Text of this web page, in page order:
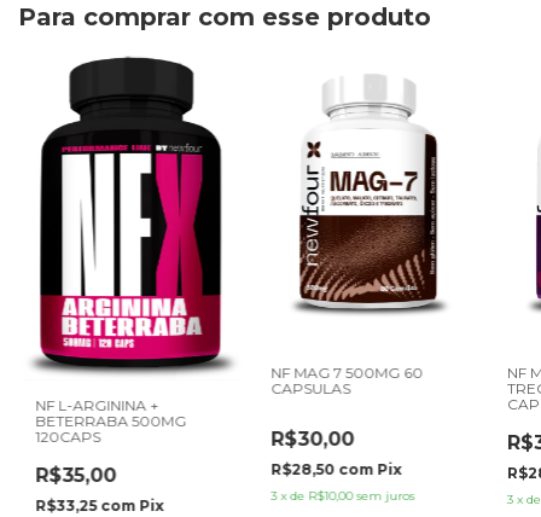
Para comprar com esse produto
NF L-ARGININA +
BETERRABA 500MG
120CAPS
R$35,00
R$33,25 com Pix
NF MAG 7 500MG 60
CAPSULAS
R$30,00
R$28,50 com Pix
3 xde R$10,00 sem juros
NF
3 x